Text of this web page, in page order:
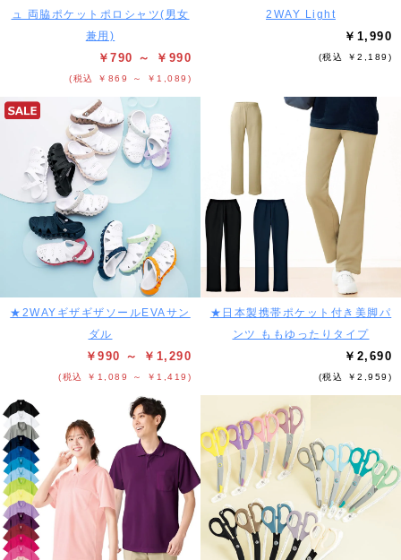
ュ 両脇ポケットポロシャツ(男女
兼用)
￥790 ～ ￥990
(税込 ￥869 ～ ￥1,089)
2WAY Light
￥1,990
(税込 ￥2,189)
★2WAYギザギザソールEVAサン
ダル
￥990 ～ ￥1,290
(税込 ￥1,089 ～ ￥1,419)
★日本製携帯ポケット付き美脚パ
ンツ ももゆったりタイプ
￥2,690
(税込 ￥2,959)